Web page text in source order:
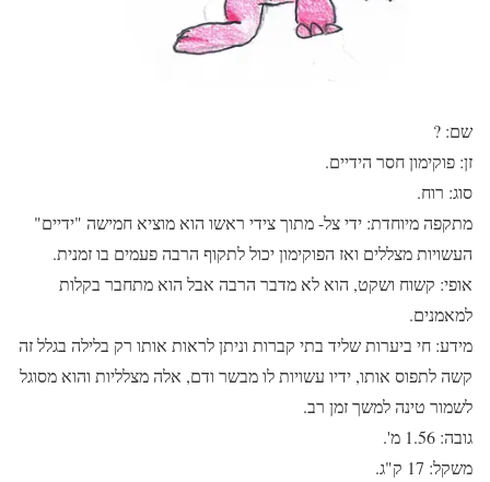
שם: ?
זן: פוקימון חסר הידיים.
סוג: רוח.
מתקפה מיוחדת: ידי צל- מתוך צידי ראשו הוא מוציא חמישה "ידיים"
העשויות מצללים ואז הפוקימון יכול לתקוף הרבה פעמים בו זמנית.
אופי: קשוח ושקט, הוא לא מדבר הרבה אבל הוא מתחבר בקלות
למאמנים.
מידע: חי ביערות שליד בתי קברות וניתן לראות אותו רק בלילה בגלל זה
קשה לתפוס אותו, ידיו עשויות לו מבשר ודם, אלה מצלליות והוא מסוגל
לשמור טינה למשך זמן רב.
גובה: 1.56 מ'.
משקל: 17 ק"ג.